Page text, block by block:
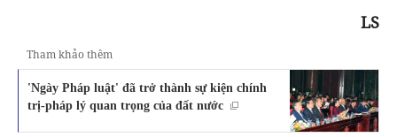
LS
Tham khảo thêm
'Ngày Pháp luật' đã trở thành sự kiện chính
trị-pháp lý quan trọng của đất nước